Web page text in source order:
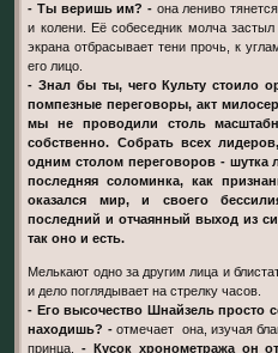
- Ты веришь им? - она лениво
и колени. Её собеседник молча
экрана отбрасывает тени прочь, к
его лицо.
- Знал бы ты, чего Культу стоило
помпезные переговоры, акт
мы не проводили стoль
собственно. Собрать всех
одним cтолом переговоров - шутка
последняя соломинка, как
оказался мир, и своего
последний и отчаянный выход из
так оно и есть.
Мелькают одно за другим лица и
и дело поглядывает на стрелку часов.
- Его высочество Шнайзель просто
находишь? -отмечает она, изучая
принца.- Кусок хронометража он